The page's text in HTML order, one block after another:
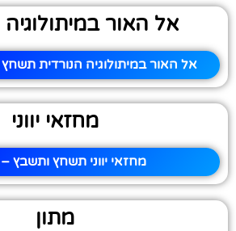
אל האור במיתולוגיה
אל האור במיתולוגיה הנורדית
מחזאי יווני
מחזאי יווני תשחץ ותשבץ –
מתון